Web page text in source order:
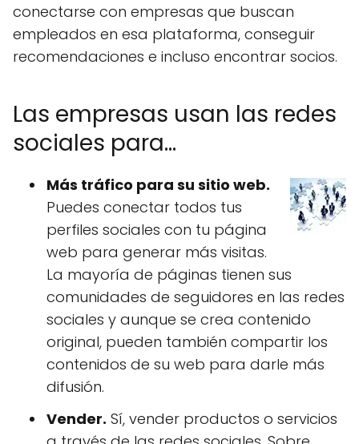
conectarse con empresas que buscan
empleados en esa plataforma, conseguir
recomendaciones e incluso encontrar socios.
Las empresas usan las redes
sociales para...
Más tráfico para su sitio web.
Puedes conectar todos tus
perfiles sociales con tu página
web para generar más visitas.
La mayoría de páginas tienen sus
comunidades de seguidores en las redes
sociales y aunque se crea contenido
original, pueden también compartir los
contenidos de su web para darle más
difusión.
Vender. Sí, vender productos o servicios